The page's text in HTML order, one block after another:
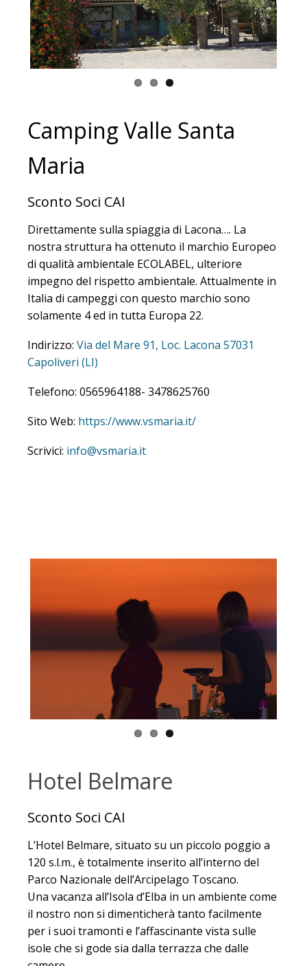
Camping Valle Santa
Maria
Sconto Soci CAI
Direttamente sulla spiaggia di Lacona…. La
nostra struttura ha ottenuto il marchio Europeo
di qualità ambientale ECOLABEL, ulteriore
impegno del rispetto ambientale. Attualmente in
Italia di campeggi con questo marchio sono
solamente 4 ed in tutta Europa 22.
Indirizzo: Via del Mare 91, Loc. Lacona 57031
Capoliveri (LI)
Telefono: 0565964188- 3478625760
Sito Web: https://www.vsmaria.it/
Scrivici: info@vsmaria.it
Hotel Belmare
Sconto Soci CAI
L’Hotel Belmare, situato su un piccolo poggio a
120 s.l.m., è totalmente inserito all’interno del
Parco Nazionale dell’Arcipelago Toscano.
Una vacanza all’Isola d’Elba in un ambiente come
il nostro non si dimenticherà tanto facilmente
per i suoi tramonti e l’affascinante vista sulle
isole che si gode sia dalla terrazza che dalle